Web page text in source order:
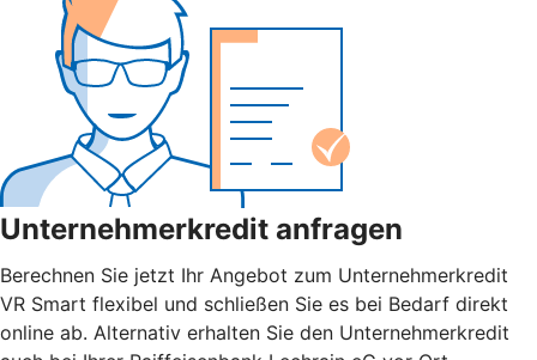
Unternehmerkredit anfragen
Berechnen Sie jetzt Ihr Angebot zum Unternehmerkredit
VR Smart flexibel und schließen Sie es bei Bedarf direkt
online ab. Alternativ erhalten Sie den Unternehmerkredit